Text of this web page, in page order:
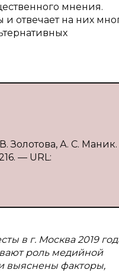
мнения.
и отвечает на них
Золотова, А. С.
— URL:
в г. Москва 2019
роль медийной
выяснены факторы,